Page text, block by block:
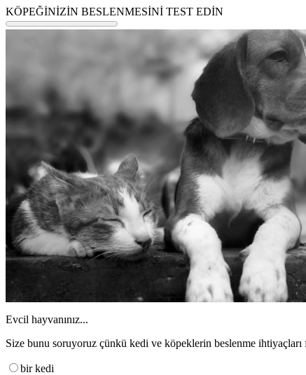
KÖPEĞİNİZİN BESLENMESİNİ TEST EDİN
Evcil hayvanınız...
Size bunu soruyoruz çünkü kedi ve köpeklerin beslenme ihtiyaçları
bir kedi